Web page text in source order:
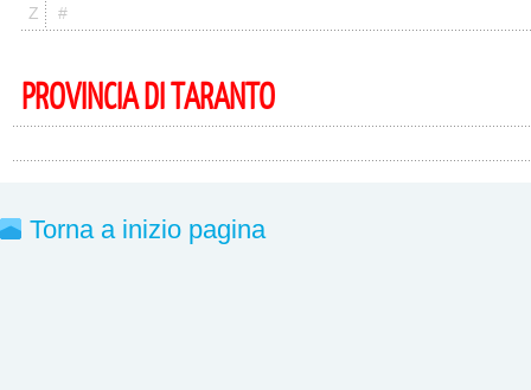
Z
#
PROVINCIA DI TARANTO
Torna a inizio pagina